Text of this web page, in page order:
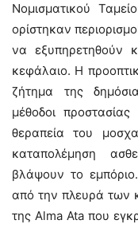
Νομισματικού
ορίστηκαν
να εξυπηρετηθούν
κεφάλαιο. Η
ζήτημα της
μέθοδοι
θεραπεία του
καταπολέμηση
βλάψουν το
από την πλευρά των
της Alma Ata που